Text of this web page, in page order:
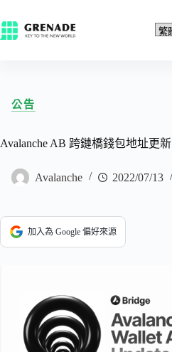
公告
Avalanche AB 跨鏈橋錢包地址更
Avalanche 2022/07/13
加入為 Google 偏好來源